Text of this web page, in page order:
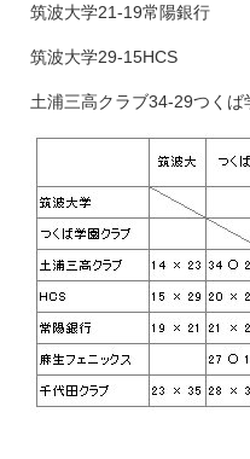
筑波大学21-19常陽銀行
筑波大学29-15HCS
土浦三高クラブ34-29つくば